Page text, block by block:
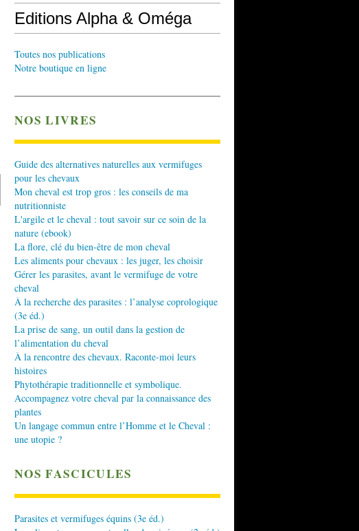
Editions Alpha & Oméga
Toutes nos publications
Notre boutique en ligne
NOS LIVRES
Guide des alternatives naturelles aux vermifuges
pour les chevaux
Mon cheval est trop gros : les conseils de ma
nutritionniste
L'argile et le cheval : tout savoir sur ce soin de la
nature (ebook)
La flore, clé du bien-être de mon cheval
Les aliments pour chevaux : les juger, les choisir
Gérer les parasites, avant le vermifuge de votre
cheval
À la recherche des parasites : l’analyse coprologique
(3e éd.)
La prise de sang, un outil dans la gestion de
l’alimentation du cheval
À la rencontre des chevaux. Raconte-moi leurs
histoires
Phytothérapie traditionnelle et symbolique.
Accompagnez votre cheval par la connaissance des
plantes
Un langage commun entre l’Homme et le Cheval :
une utopie ?
NOS FASCICULES
Parasites et vermifuges équins (3e éd.)